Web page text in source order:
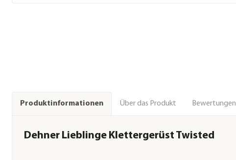
Produktinformationen Über das Produkt Bewertungen
Dehner Lieblinge Klettergerüst Twisted